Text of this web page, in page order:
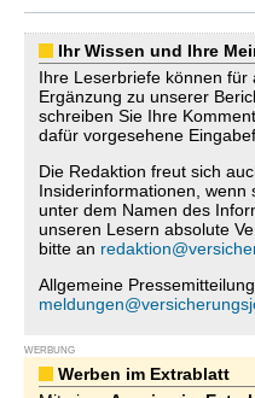
Ihr Wissen und Ihre
Ihre Leserbriefe können
Ergänzung zu unserer
schreiben Sie Ihre
dafür vorgesehene
Die Redaktion freut sich
Insiderinformationen, wenn
unter dem Namen des
unseren Lesern absolute
bitte an
Allgemeine
WERBUNG
Werben im Extrablatt